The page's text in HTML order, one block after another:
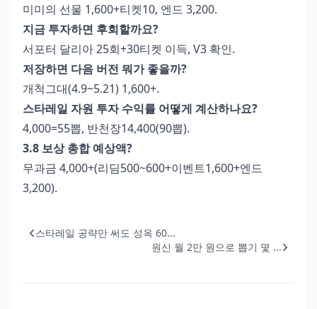
미미의 선물 1,600+티켓10, 엔드 3,200.
지금 투자하면 후회할까요?
서포터 달리아 25회+30티켓 이득, V3 확인.
저장하면 다음 버전 뭐가 좋을까?
개척그대(4.9~5.21) 1,600+.
스타레일 자원 투자 수익률 어떻게 계산하나요?
4,000=55뽑, 반천장14,400(90뽑).
3.8 보상 총합 예상액?
무과금 4,000+(리딤500~600+이벤트1,600+엔드
3,200).
스타레일 공략만 써도 성옥 60...
원신 월 2만 원으로 뽑기 몇 ...